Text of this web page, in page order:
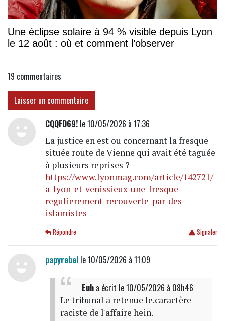
Une éclipse solaire à 94 % visible depuis Lyon
le 12 août : où et comment l’observer
19 commentaires
Laisser un commentaire
CQQFD69!le 10/05/2026 à 17:36
La justice en est ou concernant la fresque
située route de Vienne qui avait été taguée
à plusieurs reprises ?
https://www.lyonmag.com/article/142721/
a-lyon-et-venissieux-une-fresque-
regulierement-recouverte-par-des-
islamistes
Signaler
Répondre
papyrebelle 10/05/2026 à 11:09
Euha écrit le 10/05/2026 à 08h46
Le tribunal a retenue le.caractère
raciste de l'affaire hein.